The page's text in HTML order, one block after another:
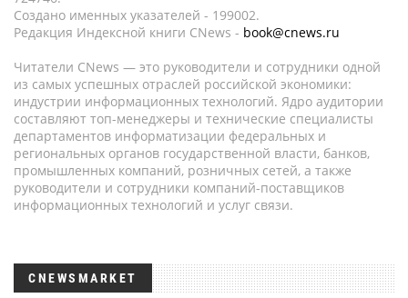
Создано именных указателей - 199002.
Редакция Индексной книги CNews - book@cnews.ru
Читатели CNews — это руководители и сотрудники одной
из самых успешных отраслей российской экономики:
индустрии информационных технологий. Ядро аудитории
составляют топ-менеджеры и технические специалисты
департаментов информатизации федеральных и
региональных органов государственной власти, банков,
промышленных компаний, розничных сетей, а также
руководители и сотрудники компаний-поставщиков
информационных технологий и услуг связи.
CNEWSMARKET